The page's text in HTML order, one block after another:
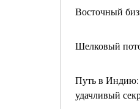
Восточный
Шелковый
Путь в Индию:
удачливый